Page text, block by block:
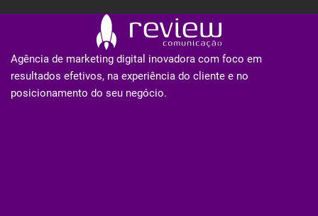
Agência de marketing digital inovadora com foco em
resultados efetivos, na experiência do cliente e no
posicionamento do seu negócio.